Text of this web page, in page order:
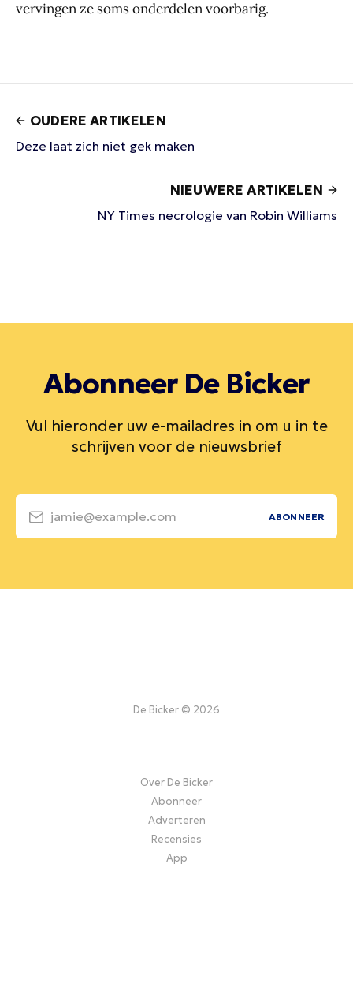
vervingen ze soms onderdelen voorbarig.
OUDERE ARTIKELEN
Deze laat zich niet gek maken
NIEUWERE ARTIKELEN
NY Times necrologie van Robin Williams
Abonneer De Bicker
Vul hieronder uw e-mailadres in om u in te
schrijven voor de nieuwsbrief
jamie@example.com ABONNEER
De Bicker © 2026
Over De Bicker
Abonneer
Adverteren
Recensies
App